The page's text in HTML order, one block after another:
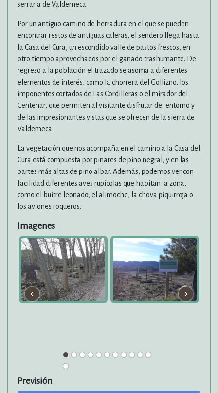
serrana de Valdemeca.
Por un antiguo camino de herradura en el que se pueden
encontrar restos de antiguas caleras, el sendero llega hasta
la Casa del Cura, un escondido valle de pastos frescos, en
otro tiempo aprovechados por el ganado trashumante. De
regreso a la población el trazado se asoma a diferentes
elementos de interés, como la chorrera del Gollizno, los
imponentes cortados de Las Cordilleras o el mirador del
Centenar, que permiten al visitante disfrutar del entorno y
de las impresionantes vistas que se ofrecen de la sierra de
Valdemeca.
La vegetación que nos acompaña en el camino a la Casa del
Cura está compuesta por pinares de pino negral, y en las
partes más altas de pino albar. Además, podemos ver con
facilidad diferentes aves rupícolas que habitan la zona,
como el buitre leonado, el alimoche, la chova piquirroja o
los aviones roqueros.
Imagenes
‹ ›
Previsión